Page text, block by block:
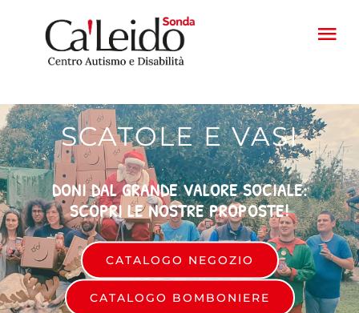
contenuto
PROGETTI
FATTORIA
PRODOTTI
CONTATTI
SCATOLE E VASI
DONI DAL GRANDE VALORE SOCIALE:
SCOPRI LE NOSTRE PROPOSTE!
CATALOGO NEGOZIO
CATALOGO BOMBONIERE